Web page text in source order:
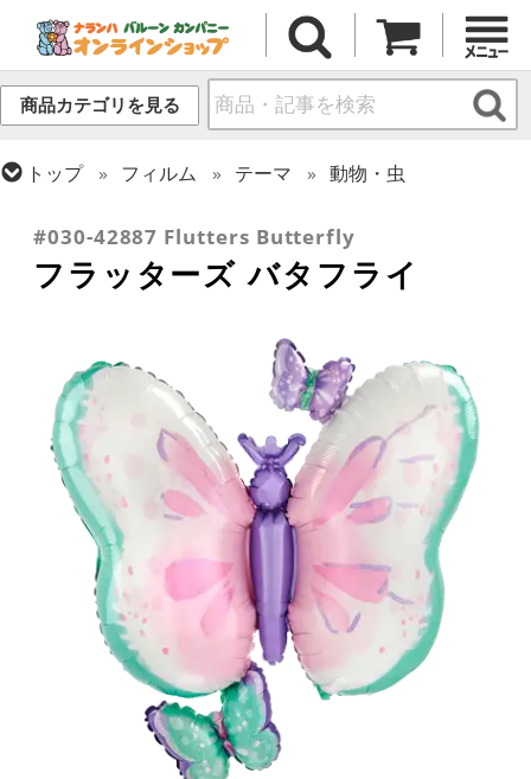
商品カテゴリを見る
トップ フィルム テーマ
動物・虫
スプリング(春)・イースター
#030-42887 Flutters Butterfly
フラッターズ バタフライ